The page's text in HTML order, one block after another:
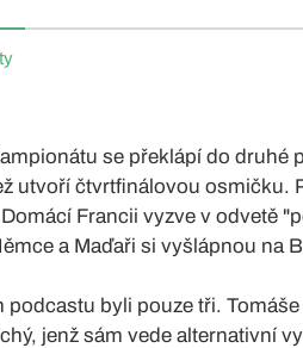
se překlápí do druhé
utvoří čtvrtfinálovou osmičku.
Francii vyzve v odvetě
a Maďaři si vyšlápnou na
podcastu byli pouze tři.
jenž sám vede alternativní